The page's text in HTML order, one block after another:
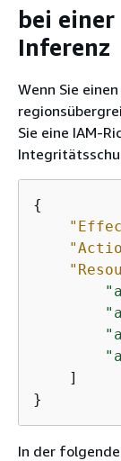
bei
Inferenz
Wenn Sie
Sie eine IAM-
{
    ]
}
In der